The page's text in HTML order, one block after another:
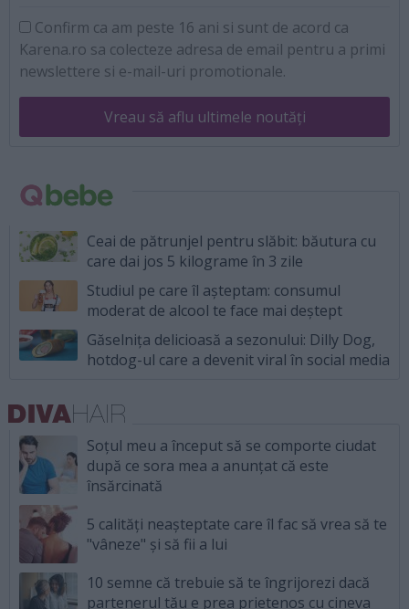
Confirm ca am peste 16 ani si sunt de acord ca
Karena.ro sa colecteze adresa de email pentru a primi
newslettere si e-mail-uri promotionale.
Vreau să aflu ultimele noutăți
Ceai de pătrunjel pentru slăbit: băutura cu
care dai jos 5 kilograme în 3 zile
Studiul pe care îl așteptam: consumul
moderat de alcool te face mai deștept
Găselnița delicioasă a sezonului: Dilly Dog,
hotdog-ul care a devenit viral în social media
Soțul meu a început să se comporte ciudat
după ce sora mea a anunțat că este
însărcinată
5 calități neașteptate care îl fac să vrea să te
"vâneze" și să fii a lui
10 semne că trebuie să te îngrijorezi dacă
partenerul tău e prea prietenos cu cineva